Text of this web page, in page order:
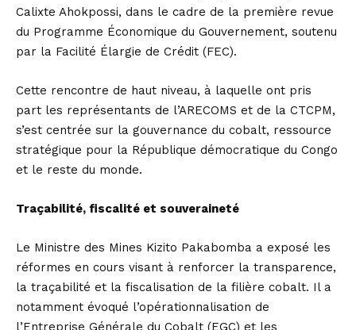
Calixte Ahokpossi, dans le cadre de la première revue
du Programme Économique du Gouvernement, soutenu
par la Facilité Élargie de Crédit (FEC).
Cette rencontre de haut niveau, à laquelle ont pris
part les représentants de l’ARECOMS et de la CTCPM,
s’est centrée sur la gouvernance du cobalt, ressource
stratégique pour la République démocratique du Congo
et le reste du monde.
Traçabilité, fiscalité et souveraineté
Le Ministre des Mines Kizito Pakabomba a exposé les
réformes en cours visant à renforcer la transparence,
la traçabilité et la fiscalisation de la filière cobalt. Il a
notamment évoqué l’opérationnalisation de
l’Entreprise Générale du Cobalt (EGC) et les